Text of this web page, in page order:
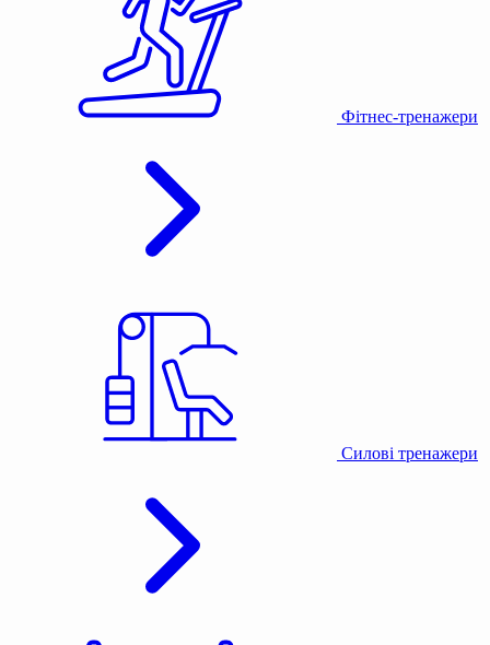
Фітнес-тренажери
Силові тренажери